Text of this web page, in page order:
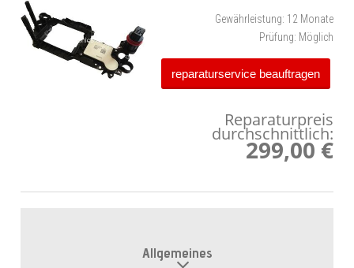
Gewährleistung: 12 Monate
Prüfung: Möglich
reparaturservice beauftragen
Reparaturpreis
durchschnittlich:
299,00 €
Allgemeines